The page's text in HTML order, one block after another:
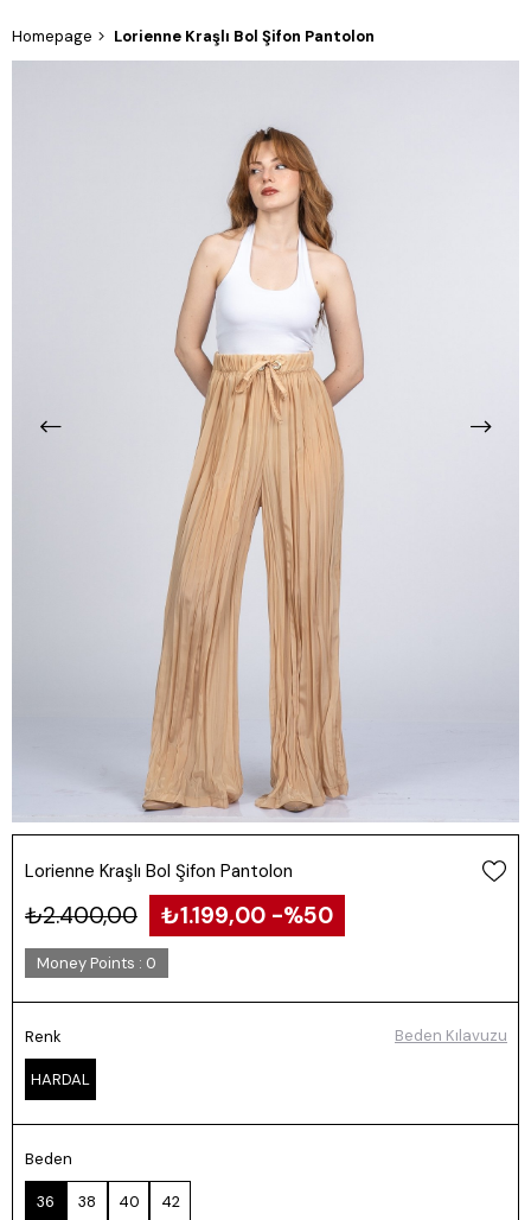
Homepage Lorienne Kraşlı Bol Şifon Pantolon
Lorienne Kraşlı Bol Şifon Pantolon
₺2.400,00 ₺1.199,00 50
Money Points : 0
Renk
HARDAL
Beden
36 38 40 42
Beden Kılavuzu